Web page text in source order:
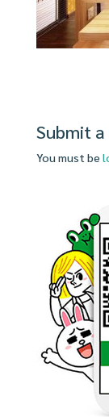
Submit
You must be